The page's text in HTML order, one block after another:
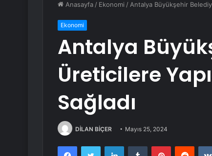
Anasayfa / Ekonomi / Antalya Büyükşehir
Ekonomi
Antalya
Üreticilere
Sağladı
DİLAN BİÇER Mayıs 25, 2024
FacebookTwitter LinkedInTumblr Pinterest